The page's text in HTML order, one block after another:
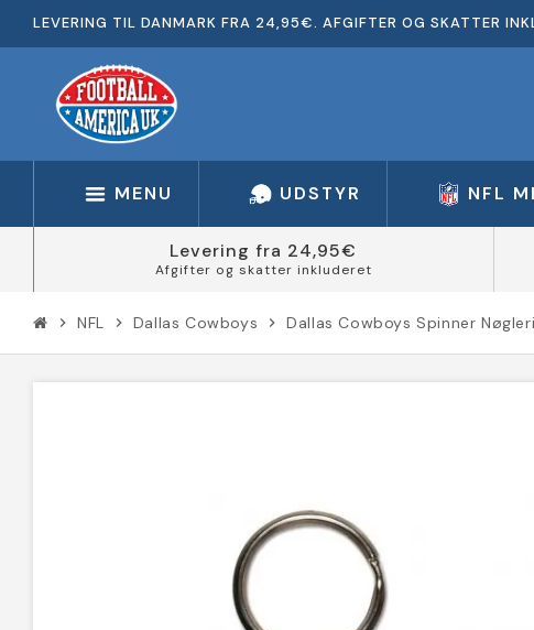
LEVERING TIL DANMARK FRA 24,95€. AFGIFTER OG SKATTER
MENU UDSTYR NFL
Levering fra 24,95€
Afgifter og skatter inkluderet
chevron_right NFL chevron_right Dallas Cowboys chevron_right Dallas Cowboys Spinner